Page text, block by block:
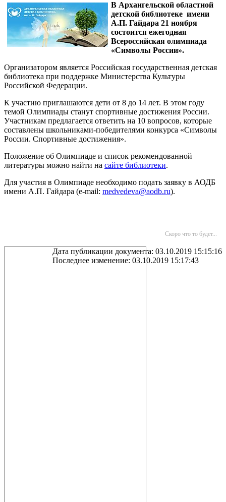
В Архангельской областной
детской библиотеке имени
А.П. Гайдара 21 ноября
состоится ежегодная
Всероссийская олимпиада
«Символы России».
Организатором является Российская государственная детская
библиотека при поддержке Министерства Культуры
Российской Федерации.
К участию приглашаются дети от 8 до 14 лет. В этом году
темой Олимпиады станут спортивные достижения России.
Участникам предлагается ответить на 10 вопросов, которые
составлены школьниками-победителями конкурса «Символы
России. Спортивные достижения».
Положение об Олимпиаде и список рекомендованной
литературы можно найти на сайте библиотеки.
Для участия в Олимпиаде необходимо подать заявку в АОДБ
имени А.П. Гайдара (e-mail: medvedeva@aodb.ru).
Скоро что то будет...
Дата публикации документа: 03.10.2019 15:15:16
Последнее изменение: 03.10.2019 15:17:43